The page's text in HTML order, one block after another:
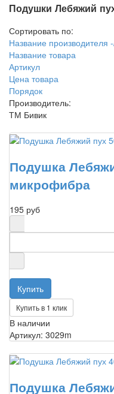
Подушки Лебяжий
Сортировать по:
Название производителя
Название товара
Артикул
Цена товара
Порядок
Производитель:
ТМ Бивик
Подушка
микрофибра
195 руб
Купить в 1 клик
В наличии
Артикул: 3029m
Подушка